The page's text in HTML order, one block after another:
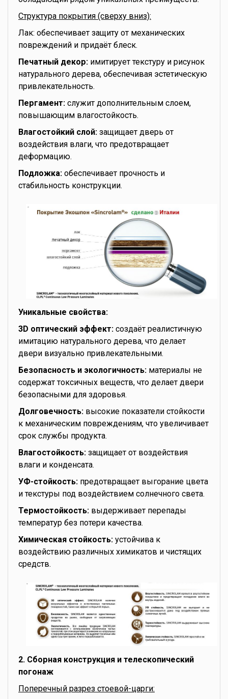
Структура покрытия (сверху вниз):
Лак: обеспечивает защиту от механических
повреждений и придаёт блеск.
Печатный декор: имитирует текстуру и рисунок
натурального дерева, обеспечивая эстетическую
привлекательность.
Пергамент: служит дополнительным слоем,
повышающим влагостойкость.
Влагостойкий слой: защищает дверь от
воздействия влаги, что предотвращает
деформацию.
Подложка: обеспечивает прочность и
стабильность конструкции.
Уникальные свойства:
3D оптический эффект: создаёт реалистичную
имитацию натурального дерева, что делает
двери визуально привлекательными.
Безопасность и экологичность: материалы не
содержат токсичных веществ, что делает двери
безопасными для здоровья.
Долговечность: высокие показатели стойкости
к механическим повреждениям, что увеличивает
срок службы продукта.
Влагостойкость: защищает от воздействия
влаги и конденсата.
УФ-стойкость: предотвращает выгорание цвета
и текстуры под воздействием солнечного света.
Термостойкость: выдерживает перепады
температур без потери качества.
Химическая стойкость: устойчива к
воздействию различных химикатов и чистящих
средств.
2. Сборная конструкция и телескопический
погонаж
Поперечный разрез стоевой-царги: